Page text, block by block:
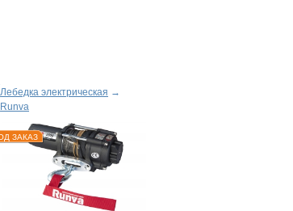
Лебедка электрическая →
Runva
ЗАКАЗ